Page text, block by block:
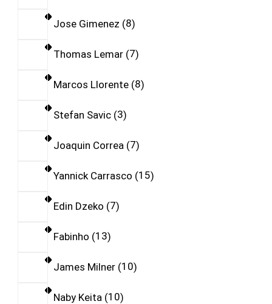
Jose Gimenez 8
Thomas Lemar 7
Marcos Llorente 8
Stefan Savic 3
Joaquin Correa 7
Yannick Carrasco 15
Edin Dzeko 7
Fabinho 13
James Milner 10
Naby Keita 10